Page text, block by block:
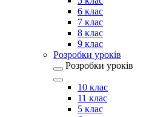
6 клас
7 клас
8 клас
9 клас
Розробки уроків
Розробки уроків
10 клас
11 клас
5 клас